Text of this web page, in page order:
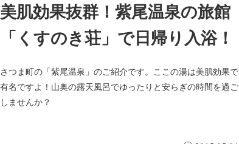
美肌効果抜群！紫尾温泉の旅館
「くすのき荘」で日帰り入浴！
さつま町の「紫尾温泉」のご紹介です。ここの湯は美肌効果で
有名ですよ！山奥の露天風呂でゆったりと安らぎの時間を過ご
しませんか？